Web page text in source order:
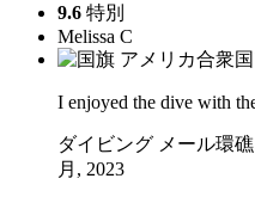
9.6 特別
Melissa C
I enjoyed the dive with
ダイビング メール環礁
月, 2023